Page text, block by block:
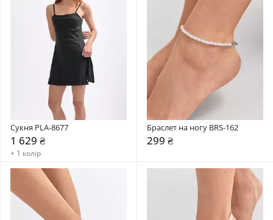
Сукня PLA-8677
1 629 ₴
+ 1 колір
Браслет на ногу BRS-162
299 ₴